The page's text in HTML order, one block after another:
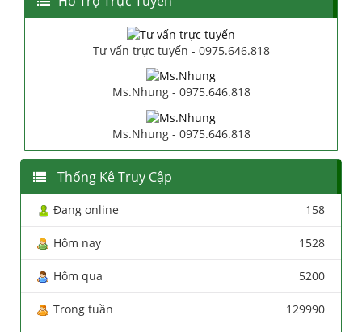
Tư vấn trực tuyến - 0975.646.818
Ms.Nhung - 0975.646.818
Ms.Nhung - 0975.646.818
Thống Kê Truy Cập
Đang online 158
Hôm nay 1528
Hôm qua 5200
Trong tuần 129990